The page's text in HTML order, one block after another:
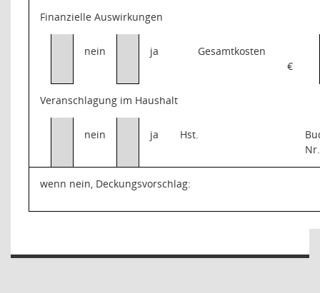
Finanzielle Auswirkungen
nein ja
Gesamtkosten
€
Veranschlagung im Haushalt
nein ja Hst.
wenn nein, Deckungsvorschlag: